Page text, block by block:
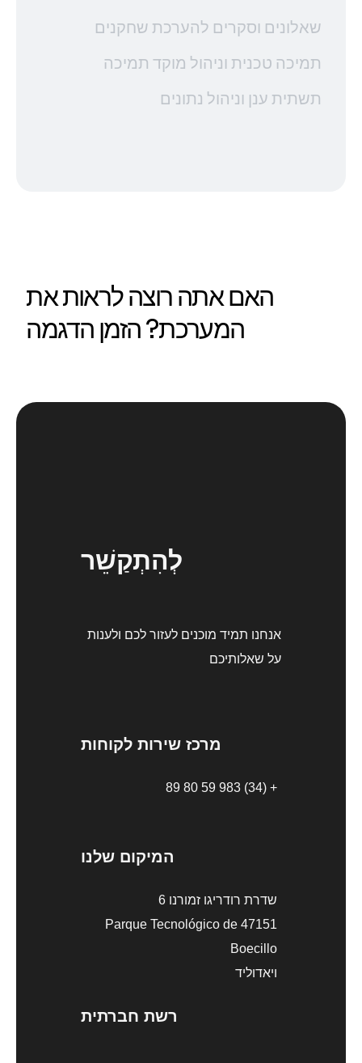
שאלונים וסקרים להערכת שחקנים
תמיכה טכנית וניהול מוקד תמיכה
תשתית ענן וניהול נתונים
האם אתה רוצה לראות את
המערכת? הזמן הדגמה
לְהִתְקַשֵׁר
אנחנו תמיד מוכנים לעזור לכם ולענות
על שאלותיכם
מרכז שירות לקוחות
+ (34) 983 59 80 89
המיקום שלנו
שדרת רודריגו זמורנו 6
47151 Parque Tecnológico de
Boecillo
ויאדוליד
רשת חברתית